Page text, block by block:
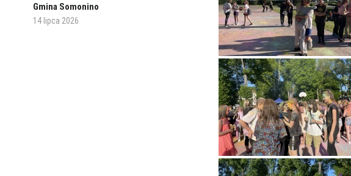
Gmina Somonino
14 lipca 2026